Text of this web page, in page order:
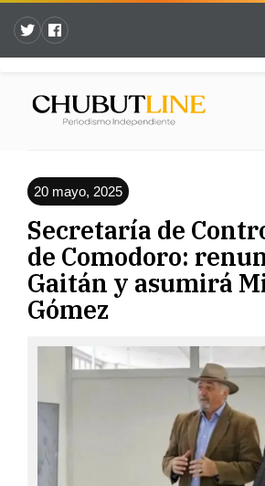
20 mayo, 2025
Secretaría de
de Comodoro:
Gaitán y asumirá
Gómez